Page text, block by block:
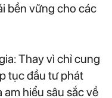
bền vững cho các
Thay vì chỉ cung
tục đầu tư phát
hiểu sâu sắc về